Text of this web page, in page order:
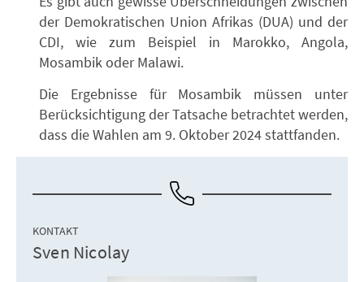
der Demokratischen Union Afrikas (DUA) und der
CDI, wie zum Beispiel in Marokko, Angola,
Mosambik oder Malawi.
Die Ergebnisse für Mosambik müssen unter
Berücksichtigung der Tatsache betrachtet werden,
dass die Wahlen am 9. Oktober 2024 stattfanden.
KONTAKT
Sven Nicolay